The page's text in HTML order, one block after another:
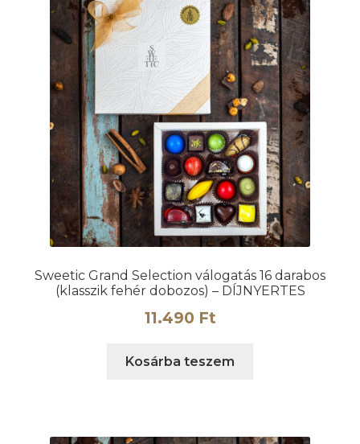
Sweetic Grand Selection válogatás 16 darabos
(klasszik fehér dobozos) – DÍJNYERTES
11.490 Ft
Kosárba teszem